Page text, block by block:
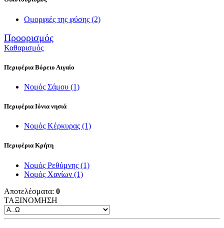
Ομορφιές της φύσης (2)
Προορισμός
Καθαρισμός
Περιφέρια Βόρειο Αιγαίο
Νομός Σάμου (1)
Περιφέρια Ιόνια νησιά
Νομός Κέρκυρας (1)
Περιφέρια Κρήτη
Νομός Ρεθύμνης (1)
Νομός Χανίων (1)
Αποτελέσματα: 0
ΤΑΞΙΝΟΜΗΣΗ